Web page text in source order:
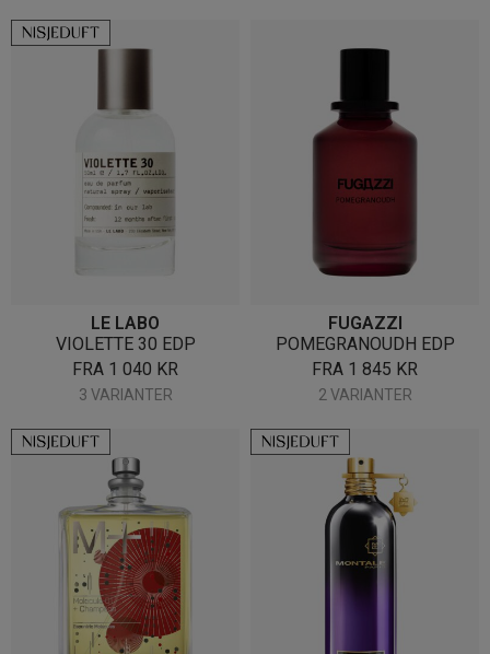
LE LABO
VIOLETTE 30 EDP
FRA 1 040 KR
3 VARIANTER
FUGAZZI
POMEGRANOUDH EDP
FRA 1 845 KR
2 VARIANTER